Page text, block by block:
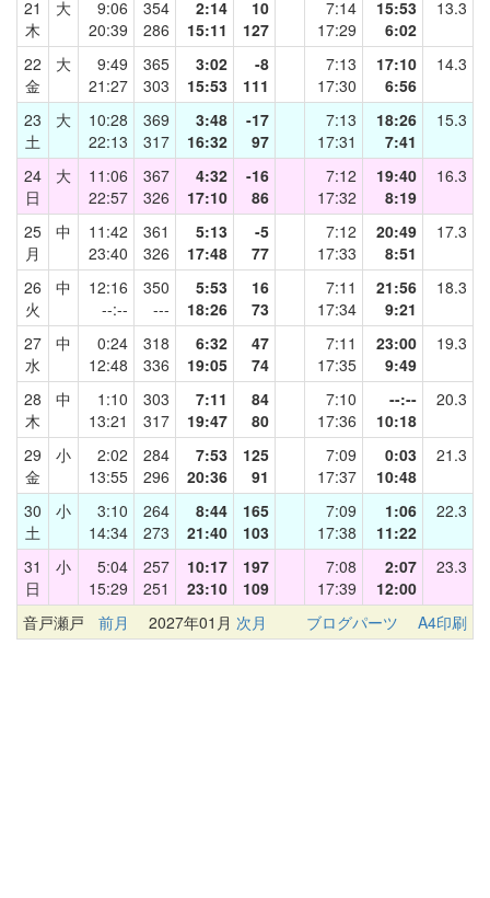
21
木
大
9:06
20:39
354
286
2:14
15:11
10
127
7:14
17:29
15:53
6:02
13.3
22
金
大
9:49
21:27
365
303
3:02
15:53
-8
111
7:13
17:30
17:10
6:56
14.3
23
土
大
10:28
22:13
369
317
3:48
16:32
-17
97
7:13
17:31
18:26
7:41
15.3
24
日
大
11:06
22:57
367
326
4:32
17:10
-16
86
7:12
17:32
19:40
8:19
16.3
25
月
中
11:42
23:40
361
326
5:13
17:48
-5
77
7:12
17:33
20:49
8:51
17.3
26
火
中
12:16
--:--
350
---
5:53
18:26
16
73
7:11
17:34
21:56
9:21
18.3
27
水
中
0:24
12:48
318
336
6:32
19:05
47
74
7:11
17:35
23:00
9:49
19.3
28
木
中
1:10
13:21
303
317
7:11
19:47
84
80
7:10
17:36
--:--
10:18
20.3
29
金
小
2:02
13:55
284
296
7:53
20:36
125
91
7:09
17:37
0:03
10:48
21.3
30
土
小
3:10
14:34
264
273
8:44
21:40
165
103
7:09
17:38
1:06
11:22
22.3
31
日
小
5:04
15:29
257
251
10:17
23:10
197
109
7:08
17:39
2:07
12:00
23.3
音戸瀬戸 前月 2027年01月 次月 ブログパーツ A4印刷